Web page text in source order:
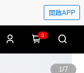
開啟APP
0
1/7